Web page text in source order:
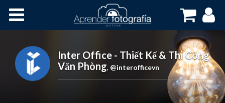
Cursos OnLine
Inter Office - Thiết Kế & Thi Công
Văn Phòng, @interofficevn